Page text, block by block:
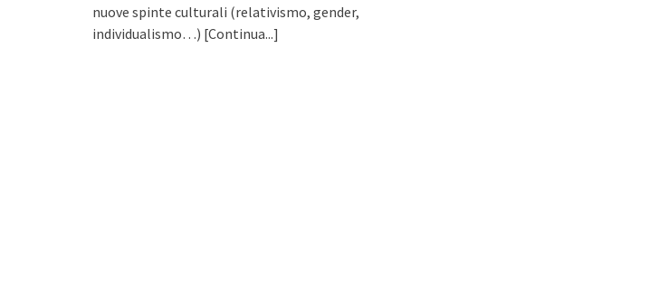
nuove spinte culturali (relativismo, gender,
individualismo…) [Continua...]